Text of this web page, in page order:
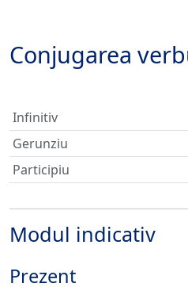
Conjugarea
Infinitiv
Gerunziu
Participiu
Modul indicativ
Prezent